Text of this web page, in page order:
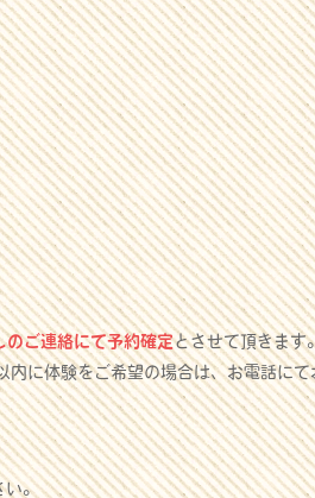
のご連絡にて予約確定とさせて頂きます
に体験をご希望の場合は、お電話にて
い。